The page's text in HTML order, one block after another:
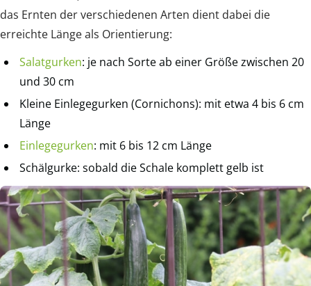
das Ernten der verschiedenen Arten dient dabei die
erreichte Länge als Orientierung:
Salatgurken: je nach Sorte ab einer Größe zwischen 20
und 30 cm
Kleine Einlegegurken (Cornichons): mit etwa 4 bis 6 cm
Länge
Einlegegurken: mit 6 bis 12 cm Länge
Schälgurke: sobald die Schale komplett gelb ist